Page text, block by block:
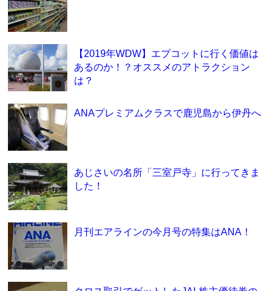
【2019年WDW】エプコットに行く価値は
あるのか！？オススメのアトラクション
は？
ANAプレミアムクラスで鹿児島から伊丹へ
あじさいの名所「三室戸寺」に行ってきま
した！
月刊エアラインの今月号の特集はANA！